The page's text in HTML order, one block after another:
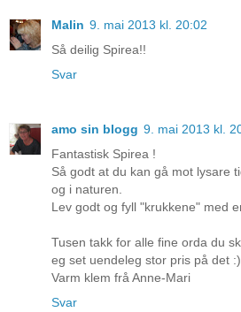
Malin 9. mai 2013 kl. 20:02
Så deilig Spirea!!
Svar
amo sin blogg 9. mai 2013 kl.
Fantastisk Spirea !
Så godt at du kan gå mot lysare
og i naturen.
Lev godt og fyll "krukkene" med
Tusen takk for alle fine orda du
eg set uendeleg stor pris på det :)
Varm klem frå Anne-Mari
Svar